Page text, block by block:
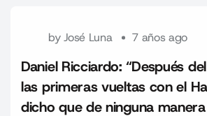
byJosé Luna 7 años ago
Daniel Ricciardo: “Después
las primeras vueltas con el
dicho que de ninguna